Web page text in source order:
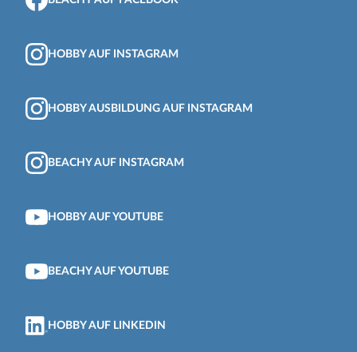
HOBBY AUF INSTAGRAM
HOBBY AUSBILDUNG AUF INSTAGRAM
BEACHY AUF INSTAGRAM
HOBBY AUF YOUTUBE
BEACHY AUF YOUTUBE
HOBBY AUF LINKEDIN